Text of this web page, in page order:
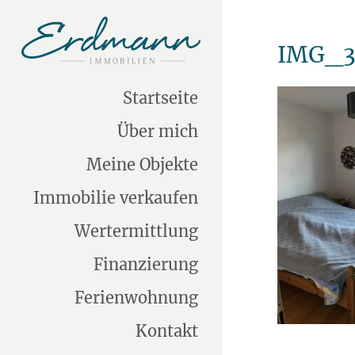
Startseite
Über mich
Meine Objekte
Immobilie verkaufen
Wertermittlung
Finanzierung
Ferienwohnung
Kontakt